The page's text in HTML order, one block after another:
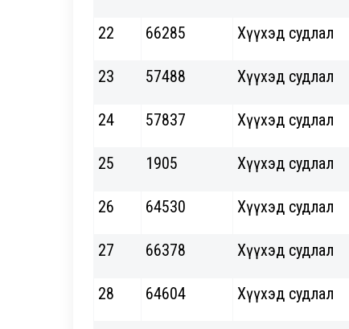
22 66285 Хүүхэд судлал
23 57488 Хүүхэд судлал
24 57837 Хүүхэд судлал
25 1905 Хүүхэд судлал
26 64530 Хүүхэд судлал
27 66378 Хүүхэд судлал
28 64604 Хүүхэд судлал